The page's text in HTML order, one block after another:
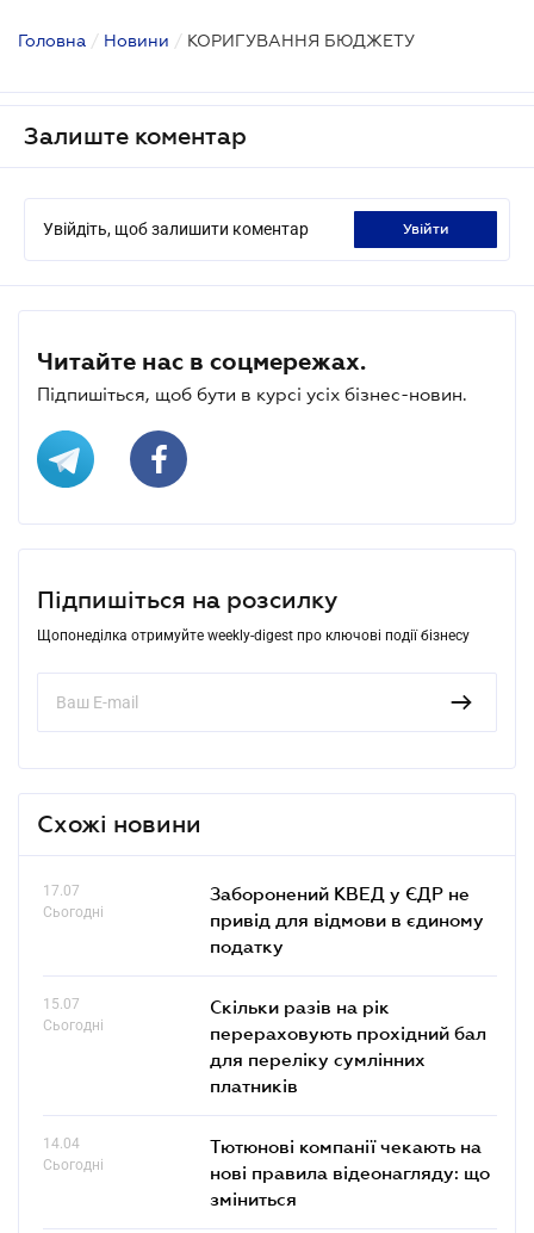
Головна / Новини / КОРИГУВАННЯ БЮДЖЕТУ
Залиште коментар
Увійдіть, щоб залишити коментар увійти
Читайте нас в соцмережах.
Підпишіться, щоб бути в курсі усіх бізнес-новин.
Підпишіться на розсилку
Щопонеділка отримуйте weekly-digest про ключові події бізнесу
Схожі новини
17.07
Сьогодні
Заборонений КВЕД у ЄДР не
привід для відмови в єдиному
податку
15.07
Сьогодні
Скільки разів на рік
перераховують прохідний бал
для переліку сумлінних
платників
14.04
Сьогодні
Тютюнові компанії чекають на
нові правила відеонагляду: що
зміниться